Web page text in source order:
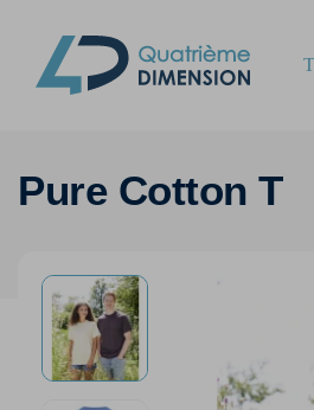
Pure Cotton T